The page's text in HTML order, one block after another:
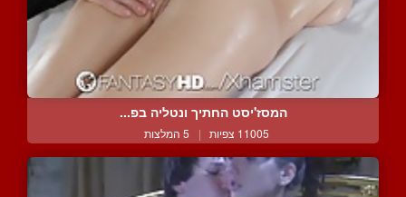
המסז'יסט החתיך ונטליה בפ...
11005 צפיות | 5 המלצות